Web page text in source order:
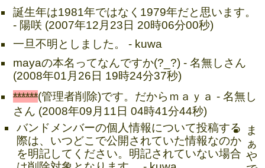
誕生年は1981年ではなく1979年だと思います。
- 陽咲 (2007年12月23日 20時06分00秒)
一旦不明としました。 - kuwa
mayaの本名ってなんですか(?_?) - 名無しさん
(2008年01月26日 19時24分37秒)
******(管理者削除)です。だからｍａｙａ - 名無し
さん (2008年09月11日 04時41分44秒)
バンドメンバーの個人情報について投稿する
際は、いつどこで公開されていた情報なのか
を明記してください。明記されていない場合
ま
ぁ
や